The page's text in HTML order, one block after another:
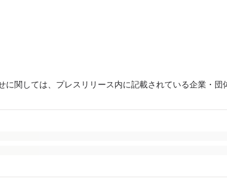
関しては、プレスリリース内に記載されている企業・団